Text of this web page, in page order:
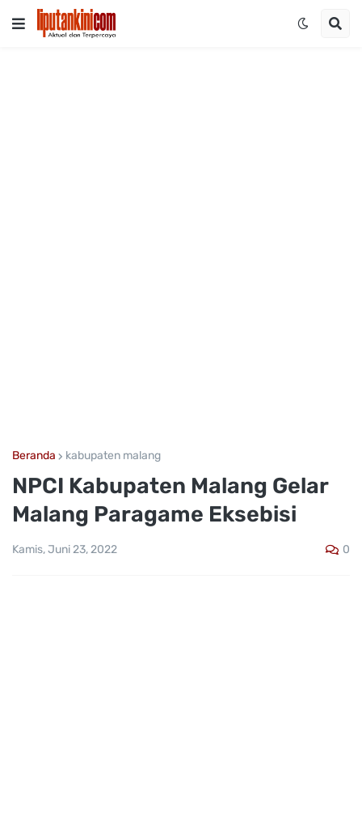
Beranda kabupaten malang
NPCI Kabupaten Malang Gelar
Malang Paragame Eksebisi
Kamis, Juni 23, 2022 0